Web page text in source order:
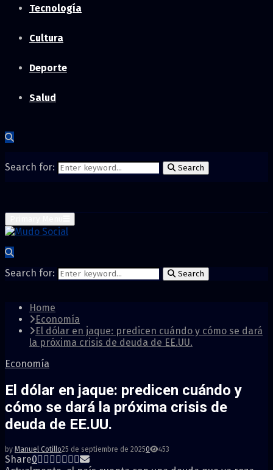
Tecnología
Cultura
Deporte
Salud
Search for: Search
Search for: Search
Home
Economía
El dólar en jaque: predicen cuándo y cómo se dará
la próxima crisis de deuda de EE.UU.
Economía
El dólar en jaque: predicen cuándo y
cómo se dará la próxima crisis de
deuda de EE.UU.
by Manuel Cotillo25 de septiembre de 20250 453
Share0